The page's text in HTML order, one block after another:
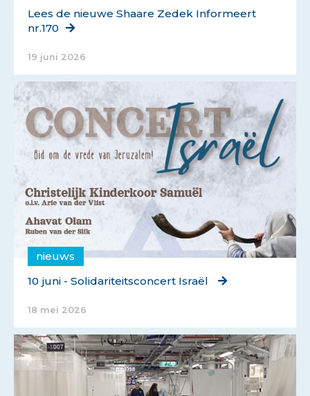
Lees de nieuwe Shaare Zedek Informeert
nr.170
19 juni 2026
nieuws
10 juni - Solidariteitsconcert Israël
18 mei 2026